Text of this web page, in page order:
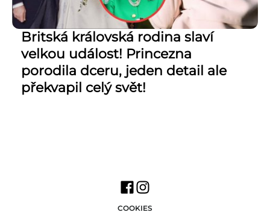
Britská královská rodina slaví
velkou událost! Princezna
porodila dceru, jeden detail ale
překvapil celý svět!
COOKIES